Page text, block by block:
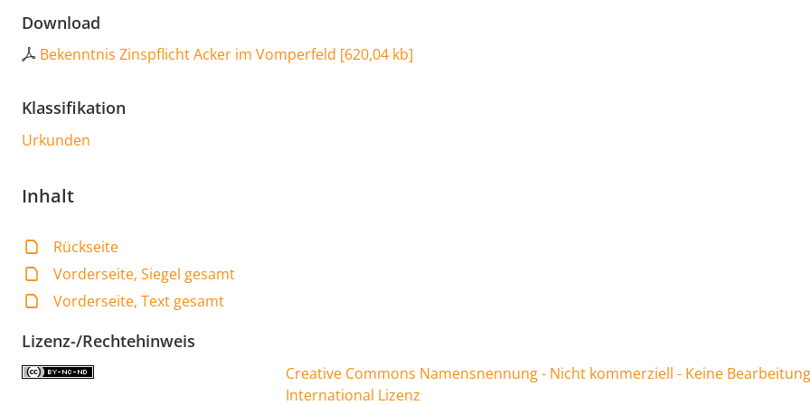
Download
Bekenntnis Zinspflicht Acker im Vomperfeld [620,04 kb]
Klassifikation
Urkunden
Inhalt
Rückseite
Vorderseite, Siegel gesamt
Vorderseite, Text gesamt
Lizenz-/Rechtehinweis
Creative Commons Namensnennung - Nicht kommerziell - Keine
International Lizenz